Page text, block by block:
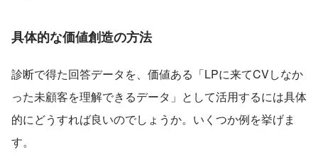
具体的な価値創造の方法
診断で得た回答データを、価値ある「LPに来てCVしなか
った未顧客を理解できるデータ」として活用するには具体
的にどうすれば良いのでしょうか。いくつか例を挙げま
す。